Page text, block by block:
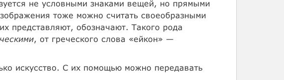
не условными знаками вещей, но прямыми
тоже можно считать своеобразными
представляют, обозначают. Такого рода
, от греческого слова «ейкон» —
искусство. С их помощью можно передавать